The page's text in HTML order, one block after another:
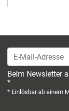
E-Mail-Adresse
Beim Newsletter
*
* Einlösbar ab einem